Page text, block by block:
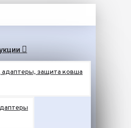
адаптеры, защита ковша